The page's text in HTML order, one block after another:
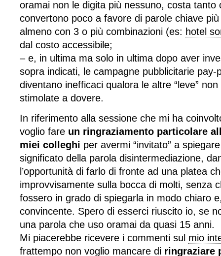
oramai non le digita più nessuno, costa tanto
convertono poco a favore di parole chiave
almeno con 3 o più combinazioni (es: hotel
dal costo accessibile;
– e, in ultima ma solo in ultima dopo aver
sopra indicati, le campagne pubblicitarie pay-
diventano inefficaci qualora le altre “leve”
stimolate a dovere.
In riferimento alla sessione che mi ha
voglio fare un ringraziamento particolare
miei colleghi per avermi “invitato” a
significato della parola disintermediazione,
l’opportunità di farlo di fronte ad una platea
improvvisamente sulla bocca di molti, senza
fossero in grado di spiegarla in modo chiaro
convincente. Spero di esserci riuscito io, se
una parola che uso oramai da quasi 15 anni.
Mi piacerebbe ricevere i commenti sul mio
frattempo non voglio mancare di ringraziare